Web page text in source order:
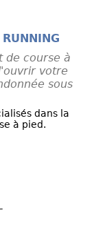
de course à
votre
sous
dans la
à pied.